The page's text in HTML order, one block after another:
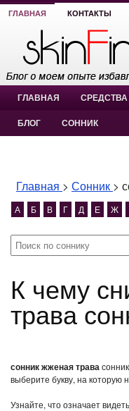
ГЛАВНАЯ КОНТАКТЫ
ГЛАВНАЯ
БЛОГ СОННИК
Главная > Сонник >
А Б В Г Д Е Ж
К чему снится сонник жженая трава? сонник жженая
трава
сонник жженая трава
выберите букву, на которую
Узнайте, что означает